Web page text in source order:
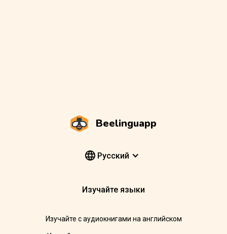
Beelinguapp
Pусский
Изучайте языки
Изучайте с аудиокнигами на английском